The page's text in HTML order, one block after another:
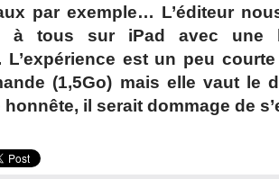
par exemple… L’éditeur
à tous sur iPad avec une
L’expérience est un peu
(1,5Go) mais elle vaut le
honnête, il serait dommage de